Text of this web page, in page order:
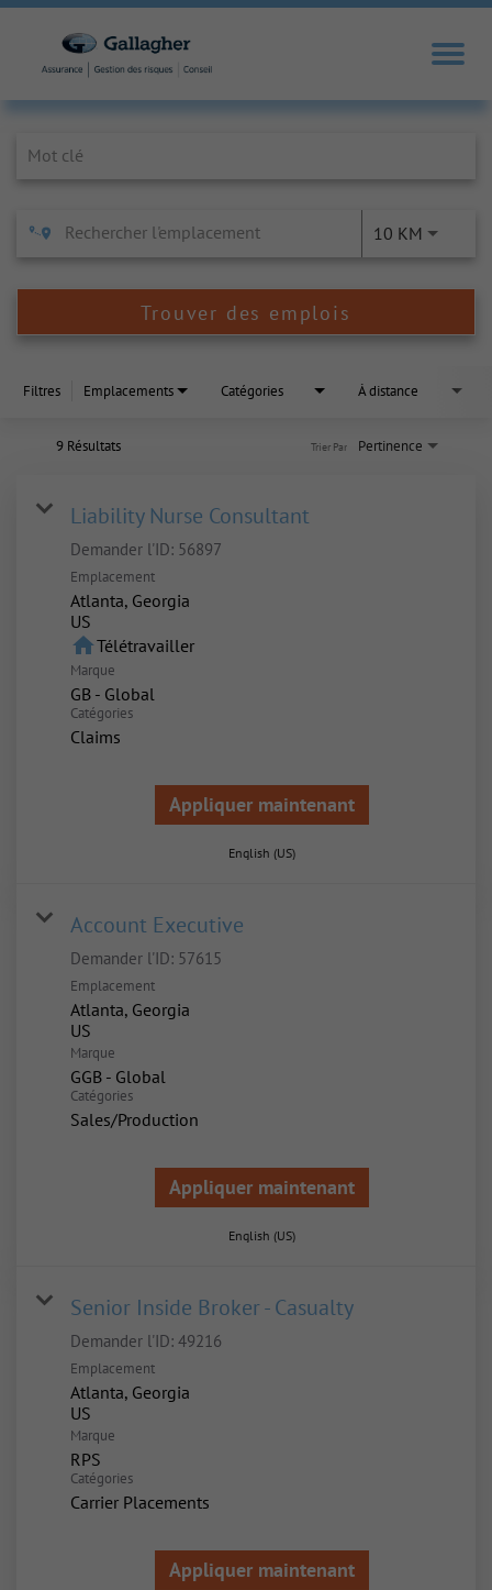
10 KM
Trouver des emplois
Filtres Emplacements Catégories À distance
9 Résultats Pertinence
Trier Par
Liability Nurse Consultant
Demander l'ID: 56897
Emplacement
Atlanta, Georgia
homeTélétravailler
Marque
GB - Global
Catégories
Claims
Appliquer maintenant
English (US)
Account Executive
Demander l'ID: 57615
Emplacement
Atlanta, Georgia
Marque
GGB - Global
Catégories
Sales/Production
Appliquer maintenant
English (US)
Senior Inside Broker - Casualty
Demander l'ID: 49216
Emplacement
Atlanta, Georgia
Marque
RPS
Catégories
Carrier Placements
Appliquer maintenant